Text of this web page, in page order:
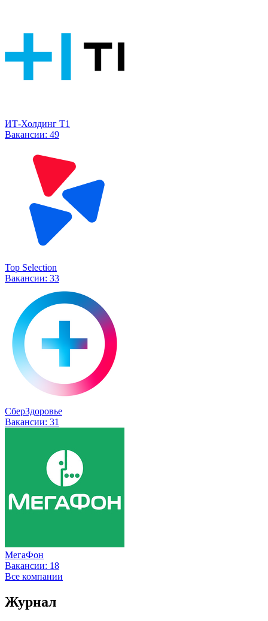
ИТ-Холдинг Т1
Вакансии: 49
Top Selection
Вакансии: 33
СберЗдоровье
Вакансии: 31
МегаФон
Вакансии: 18
Все компании
Журнал